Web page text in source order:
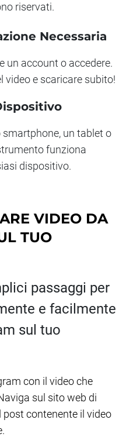
riservati.
Necessaria
un account o accedere.
video e scaricare subito!
un tablet o
funziona
dispositivo.
VIDEO DA
TUO
passaggi per
e facilmente
sul tuo
con il video che
sul sito web di
contenente il video